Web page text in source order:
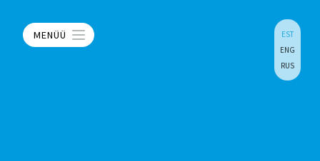
MENÜÜ
EST
ENG
RUS